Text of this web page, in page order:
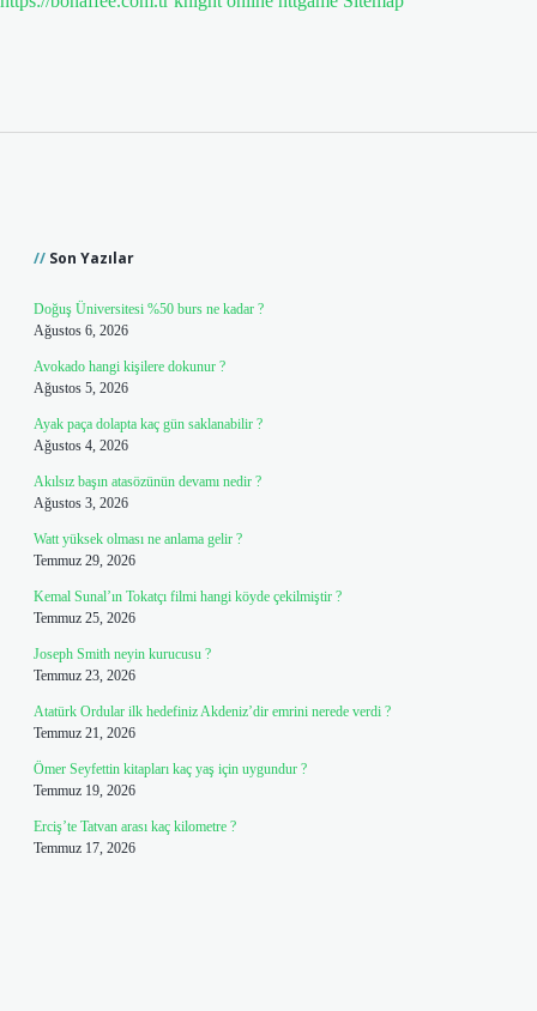
Son Yazılar
Doğuş Üniversitesi %50 burs ne kadar ?
Ağustos 6, 2026
Avokado hangi kişilere dokunur ?
Ağustos 5, 2026
Ayak paça dolapta kaç gün saklanabilir ?
Ağustos 4, 2026
Akılsız başın atasözünün devamı nedir ?
Ağustos 3, 2026
Watt yüksek olması ne anlama gelir ?
Temmuz 29, 2026
Kemal Sunal’ın Tokatçı filmi hangi köyde çekilmiştir ?
Temmuz 25, 2026
Joseph Smith neyin kurucusu ?
Temmuz 23, 2026
Atatürk Ordular ilk hedefiniz Akdeniz’dir emrini nerede verdi ?
Temmuz 21, 2026
Ömer Seyfettin kitapları kaç yaş için uygundur ?
Temmuz 19, 2026
Erciş’te Tatvan arası kaç kilometre ?
Temmuz 17, 2026